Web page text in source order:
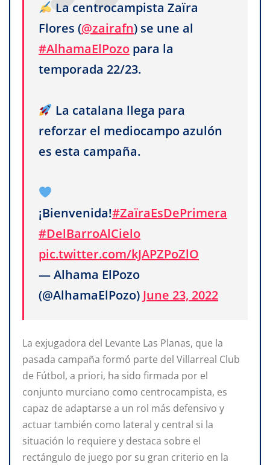
La centrocampista Zaïra
Flores (@zairafn) se une al
#AlhamaElPozo para la
temporada 22/23.
La catalana llega para
reforzar el mediocampo azulón
es esta campaña.
¡Bienvenida!#ZaïraEsDePrimera
#DelBarroAlCielo
pic.twitter.com/kJAPZPoZlO
— Alhama ElPozo
(@AlhamaElPozo) June 23, 2022
La exjugadora del Levante Las Planas, que la
pasada campaña formó parte del Villarreal Club
de Fútbol, a priori, ha sido firmada por el
conjunto murciano como centrocampista, es
capaz de adaptarse a un rol más defensivo y
actuar también como lateral y central si la
situación lo requiere y destaca sobre el
rectángulo de juego por su gran criterio en la